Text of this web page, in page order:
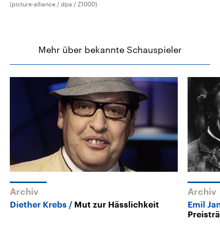
(picture-alliance / dpa / Z1000)
Mehr über bekannte Schauspieler
Archiv
Diether Krebs Mut zur Hässlichkeit
Archiv
Emil